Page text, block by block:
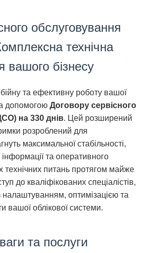
обслуговування
технічна
вашого бізнесу
та ефективну роботу вашої
допомогою Договору сервісного
на 330 днів. Цей розширений
розроблений для
максимальної стабільності,
інформації та оперативного
технічних питань протягом майже
до кваліфікованих спеціалістів,
налаштуванням, оптимізацією та
вашої облікової системи.
та послуги